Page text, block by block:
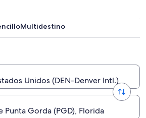
Multidestino
Unidos (DEN-Denver Intl.)
Gorda (PGD), Florida